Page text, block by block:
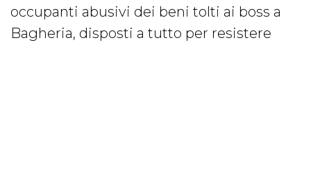
occupanti abusivi dei beni tolti ai boss a
Bagheria, disposti a tutto per resistere